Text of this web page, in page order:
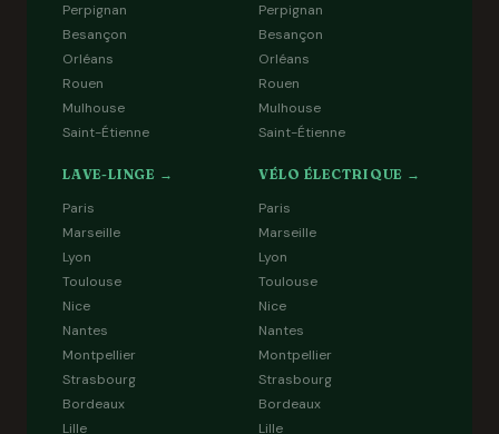
Perpignan
Besançon
Orléans
Rouen
Mulhouse
Saint-Étienne
Perpignan
Besançon
Orléans
Rouen
Mulhouse
Saint-Étienne
LAVE-LINGE →
Paris
Marseille
Lyon
Toulouse
Nice
Nantes
Montpellier
Strasbourg
Bordeaux
Lille
VÉLO ÉLECTRIQUE →
Paris
Marseille
Lyon
Toulouse
Nice
Nantes
Montpellier
Strasbourg
Bordeaux
Lille